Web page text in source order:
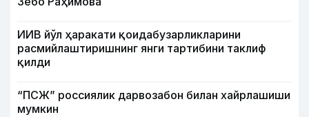
ИИВ йўл ҳаракати қоидабузарликларини
расмийлаштиришнинг янги тартибини таклиф
қилди
“ПСЖ” россиялик дарвозабон билан хайрлашиши
мумкин